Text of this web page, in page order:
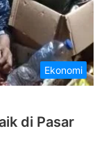
Ekonomi
di Pasar